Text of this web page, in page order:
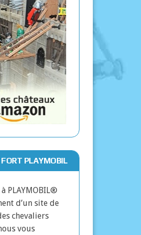
PLAYMOBIL
PLAYMOBIL®
d’un site de
chevaliers
vous